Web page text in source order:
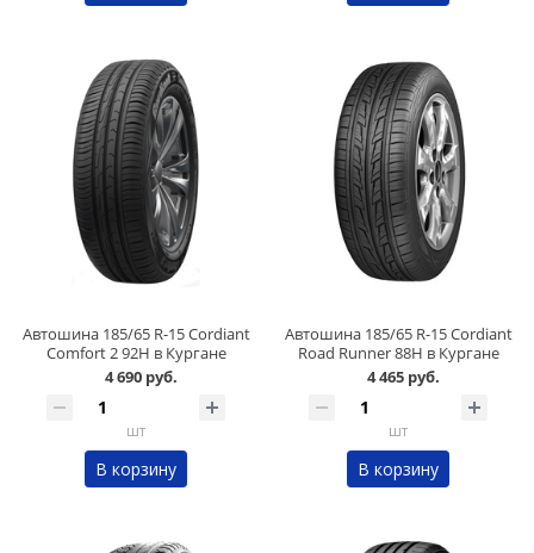
Автошина 185/65 R-15 Cordiant
Comfort 2 92H в Кургане
4 690 руб.
шт
В корзину
Автошина 185/65 R-15 Cordiant
Road Runner 88H в Кургане
4 465 руб.
шт
В корзину